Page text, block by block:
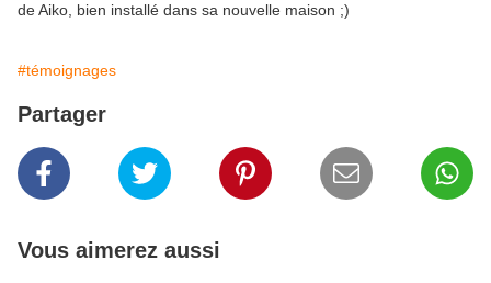
de Aiko, bien installé dans sa nouvelle maison ;)
#témoignages
Partager
Vous aimerez aussi